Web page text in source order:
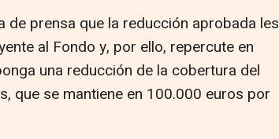
de prensa que la reducción aprobada les
al Fondo y, por ello, repercute en
una reducción de la cobertura del
que se mantiene en 100.000 euros por